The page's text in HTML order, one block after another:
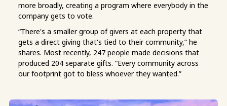
more broadly, creating a program where everybody in the
company gets to vote.
“There's a smaller group of givers at each property that
gets a direct giving that's tied to their community,” he
shares. Most recently, 247 people made decisions that
produced 204 separate gifts. “Every community across
our footprint got to bless whoever they wanted.”